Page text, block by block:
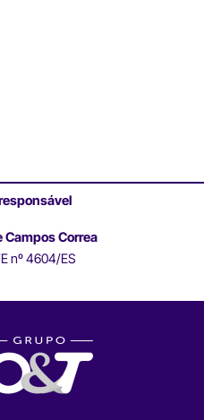
Correa
nº 4604/ES